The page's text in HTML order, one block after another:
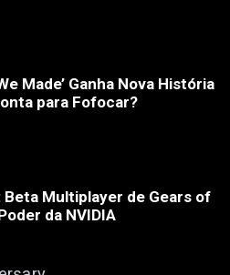
Made’ Ganha Nova História
para Fofocar?
Beta Multiplayer de Gears of
da NVIDIA